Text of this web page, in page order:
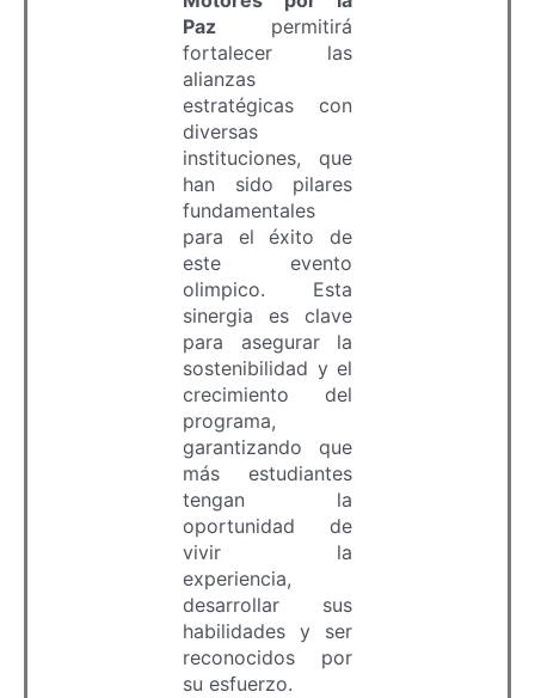
Paz permitirá
fortalecer las
alianzas
estratégicas con
diversas
instituciones, que
han sido pilares
fundamentales
para el éxito de
este evento
olimpico. Esta
sinergia es clave
para asegurar la
sostenibilidad y el
crecimiento del
programa,
garantizando que
más estudiantes
tengan la
oportunidad de
vivir la
experiencia,
desarrollar sus
habilidades y ser
reconocidos por
su esfuerzo.